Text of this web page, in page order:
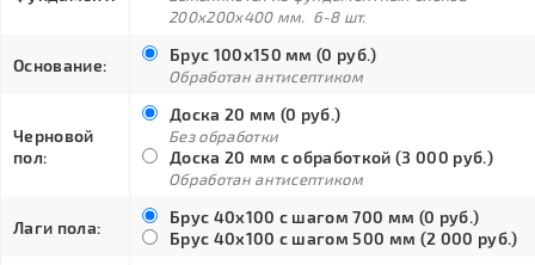
200х200х400 мм. 6-8 шт.
Основание:
Брус 100х150 мм (0 руб.)
Обработан антисептиком
Черновой
пол:
Доска 20 мм (0 руб.)
Без обработки
Доска 20 мм с обработкой (3 000 руб.)
Обработан антисептиком
Лаги пола:
Брус 40х100 с шагом 700 мм (0 руб.)
Брус 40х100 с шагом 500 мм (2 000 руб.)